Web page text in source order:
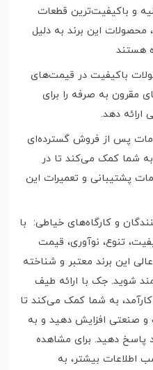
و باکیفیت‌ترین قطعات
این برند به دلیل
هستند
باکیفیت در قیمت‌های
مقرون به صرفه را برای
ارائه دهد.
پس از فروش گسترده‌ای
شما کمک می‌کند تا در
پشتیبانی و تعمیرات این
و کارگاه‌های خیاطی: با
تنوع، نوآوری، قیمت
این برند معتبر و شناخته
شوید. جک با ارائه طیف
به شما کمک می‌کند تا
و صنعتی افزایش دهید و به
پاسخ دهید. برای مشاهده
بیشتر، به